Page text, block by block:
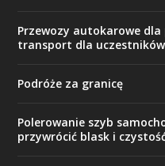
Przewozy autokarowe
transport dla uczestników
Podróże za granicę
Polerowanie szyb
przywrócić blask i